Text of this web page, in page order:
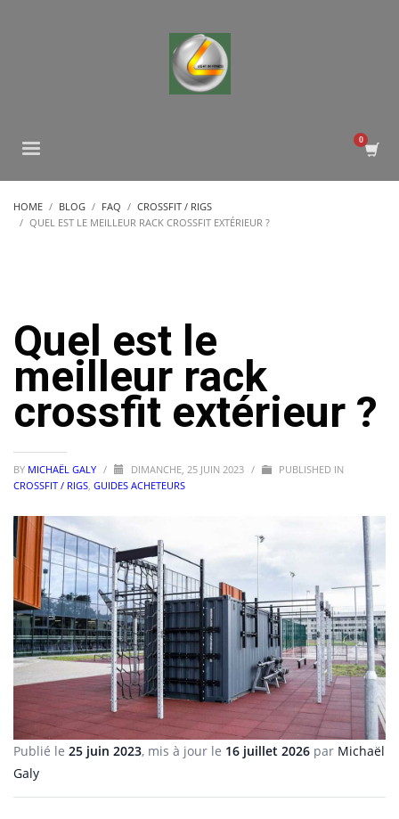
HOME BLOG FAQ
CROSSFIT / RIGS
QUEL EST LE MEILLEUR RACK CROSSFIT EXTÉRIEUR ?
Quel est le
meilleur rack
crossfit extérieur ?
BY MICHAËL GALY / DIMANCHE, 25 JUIN 2023 /
PUBLISHED IN
CROSSFIT / RIGS, GUIDES ACHETEURS
Publié le 25 juin 2023, mis à jour le 16 juillet 2026 par Michaël
Galy